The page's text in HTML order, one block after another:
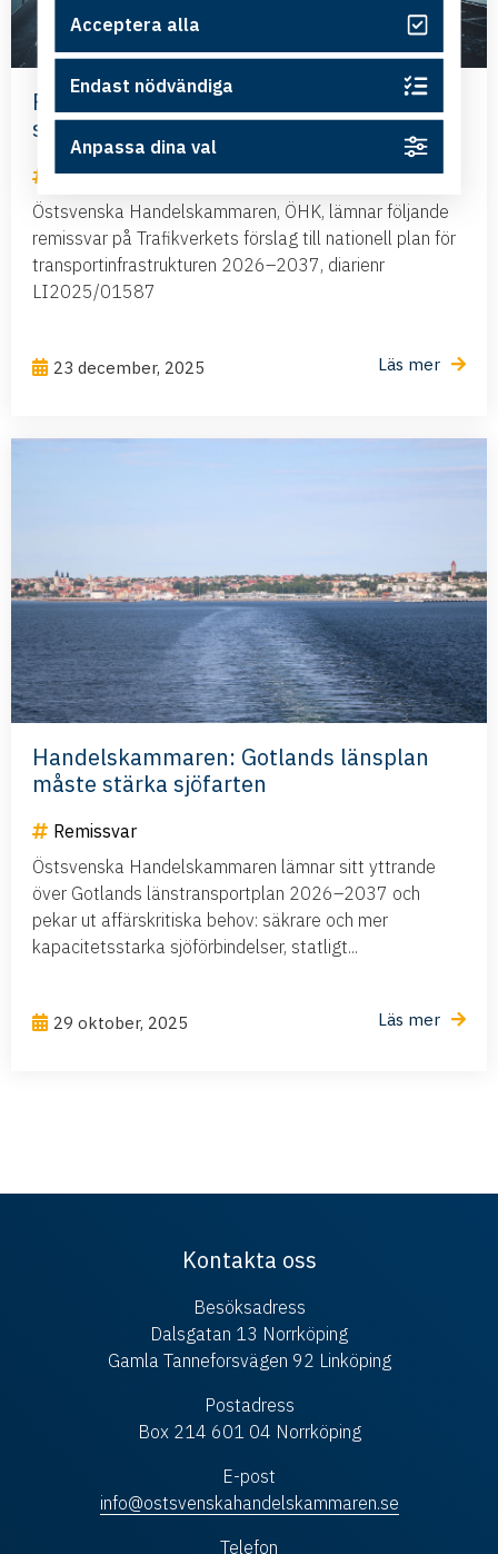
Färdigställ Ostlänken och stärk
sammanhängande transportstråk
Remissvar
Östsvenska Handelskammaren, ÖHK, lämnar följande
remissvar på Trafikverkets förslag till nationell plan för
transportinfrastrukturen 2026–2037, diarienr
LI2025/01587
23 december, 2025 Läs mer
Handelskammaren: Gotlands länsplan
måste stärka sjöfarten
Remissvar
Östsvenska Handelskammaren lämnar sitt yttrande
över Gotlands länstransportplan 2026–2037 och
pekar ut affärskritiska behov: säkrare och mer
kapacitetsstarka sjöförbindelser, statligt...
29 oktober, 2025 Läs mer
Kontakta oss
Besöksadress
Dalsgatan 13 Norrköping
Gamla Tanneforsvägen 92 Linköping
Postadress
Box 214 601 04 Norrköping
E-post
info@ostsvenskahandelskammaren.se
Telefon
Acceptera alla
Endast nödvändiga
Anpassa dina val